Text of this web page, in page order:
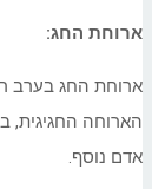
ארוחת החג:
ארוחת החג בערב
אדם נוסף.